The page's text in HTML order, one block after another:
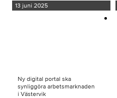
13 juni 2025
Ny digital portal ska
synliggöra arbetsmarknaden
i Västervik